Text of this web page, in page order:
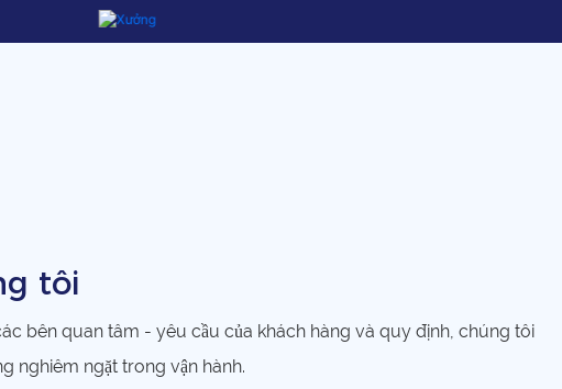
tôi
bên quan tâm - yêu cầu của khách hàng và quy định, chúng tôi
nghiêm ngặt trong vận hành.